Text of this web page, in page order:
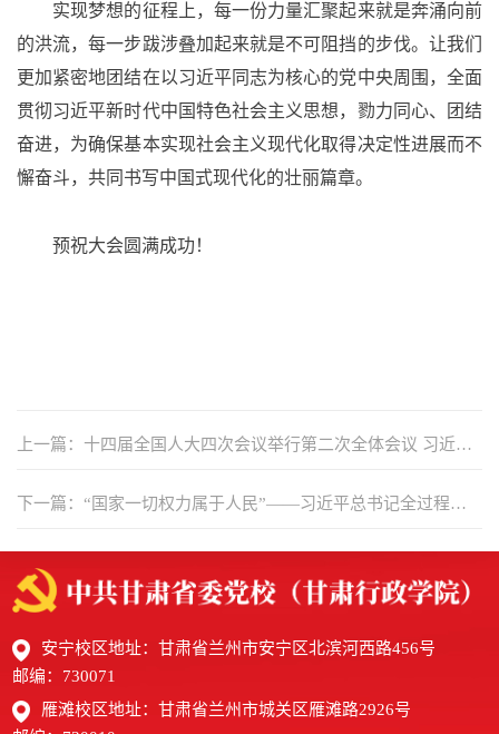
实现梦想的征程上，每一份力量汇聚起来就是奔涌向前
的洪流，每一步跋涉叠加起来就是不可阻挡的步伐。让我们
更加紧密地团结在以习近平同志为核心的党中央周围，全面
贯彻习近平新时代中国特色社会主义思想，勠力同心、团结
奋进，为确保基本实现社会主义现代化取得决定性进展而不
懈奋斗，共同书写中国式现代化的壮丽篇章。
预祝大会圆满成功！
上一篇：十四届全国人大四次会议举行第二次全体会议 习近平
下一篇：“国家一切权力属于人民”——习近平总书记全过程人
安宁校区地址：甘肃省兰州市安宁区北滨河西路456号
邮编：730071
雁滩校区地址：甘肃省兰州市城关区雁滩路2926号